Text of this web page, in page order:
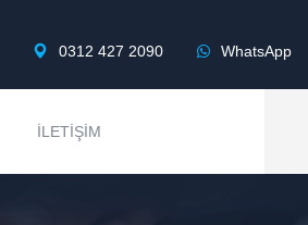
0312 427 2090 WhatsApp
İLETIŞIM